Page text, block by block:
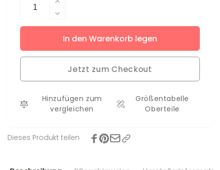
Erhöhe
die
Menge
für
Shirt
Dori
Verringere
die
Menge
für
T-
Shirt
Dori
Darkblue
In den Warenkorb legen
Jetzt zum Checkout
Hinzufügen zum
vergleichen
Größentabelle
Oberteile
Dieses Produkt teilen